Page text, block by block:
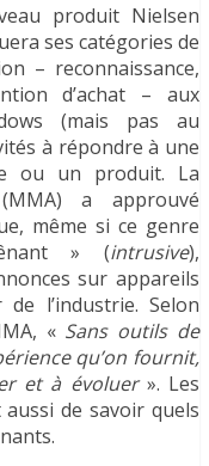
produit Nielsen
ses catégories de
– reconnaissance,
d’achat – aux
(mais pas au
à répondre à une
ou un produit. La
a approuvé
même si ce genre
» (intrusive),
sur appareils
l’industrie. Selon
« Sans outils de
qu’on fournit,
et à évoluer». Les
de savoir quels